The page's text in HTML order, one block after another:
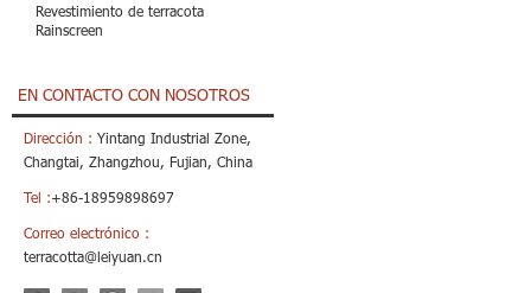
Revestimiento de terracota
Rainscreen
EN CONTACTO CON NOSOTROS
Dirección : Yintang Industrial Zone,
Changtai, Zhangzhou, Fujian, China
Tel :+86-18959898697
Correo electrónico :
terracotta@leiyuan.cn